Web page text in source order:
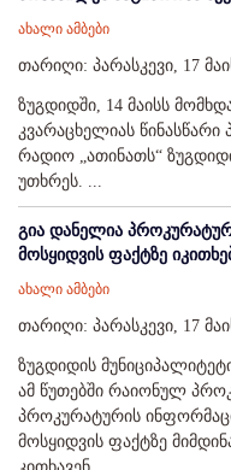
ახალი ამბები
თარიღი: პარასკევი, 17
ზუგდიდში, 14 მაისს
კვარაცხელიას წინასწარი
რადიო „ათინათს“
უთხრეს. ...
გია დანელია
მოსყიდვის ფაქტზე
ახალი ამბები
თარიღი: პარასკევი, 17
ზუგდიდის
ამ წუთებში რაიონულ
პროკურატურის
მოსყიდვის ფაქტზე